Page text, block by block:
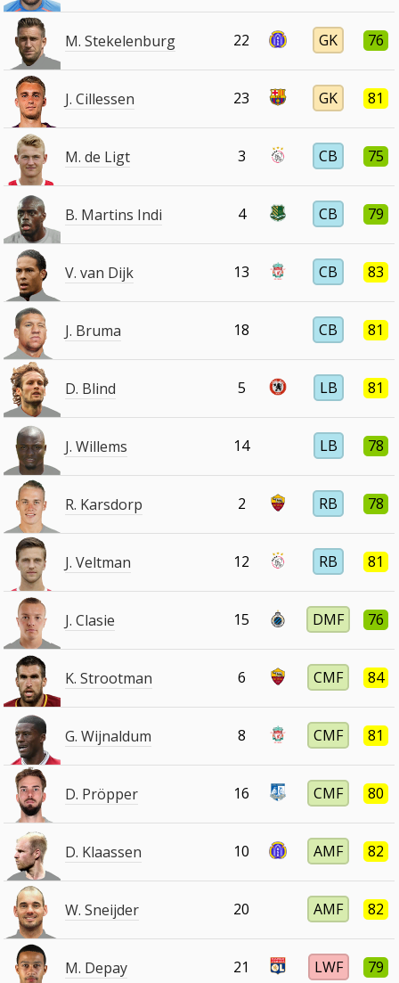
M. Stekelenburg 22 GK 76
J. Cillessen 23 GK 81
M. de Ligt 3 CB 75
B. Martins Indi 4 CB 79
V. van Dijk 13 CB 83
J. Bruma 18 CB 81
D. Blind 5 LB 81
J. Willems 14 LB 78
R. Karsdorp 2 RB 78
J. Veltman 12 RB 81
J. Clasie 15 DMF 76
K. Strootman 6 CMF 84
G. Wijnaldum 8 CMF 81
D. Pröpper 16 CMF 80
D. Klaassen 10 AMF 82
W. Sneijder 20 AMF 82
M. Depay 21 LWF 79